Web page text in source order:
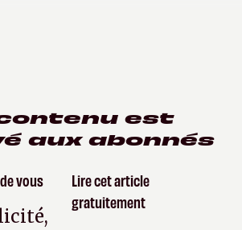
est
aux abonnés
vous
Lire cet article
gratuitement